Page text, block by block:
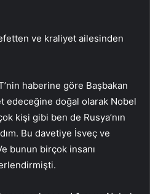
ve kraliyet ailesinden
haberine göre Başbakan
edeceğine doğal olarak Nobel
kişi gibi ben de Rusya’nın
Bu davetiye İsveç ve
bunun birçok insanı